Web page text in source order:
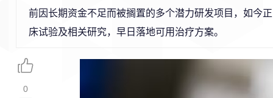
前因长期资金不足而被搁置的多个潜力研发项目，如今
床试验及相关研究，早日落地可用治疗方案。
0